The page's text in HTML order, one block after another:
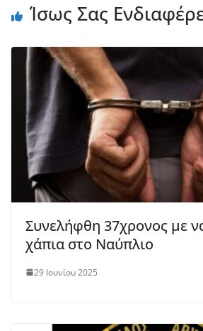
Ίσως Σας
Συνελήφθη 37χρονος με
χάπια στο Ναύπλιο
29 Ιουνίου 2025